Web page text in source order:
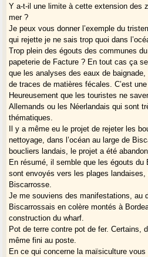
Y a-t-il une limite à cette extension des
mer ?
Je peux vous donner l’exemple du
qui rejette je ne sais trop quoi dans
Trop plein des égouts des communes
papeterie de Facture ? En tout cas ça
que les analyses des eaux de
de traces de matières fécales. C’est
Heureusement que les touristes ne
Allemands ou les Néerlandais qui sont
thématiques.
Il y a même eu le projet de rejeter les
nettoyage, dans l’océan au large de
boucliers landais, le projet a été
En résumé, il semble que les égouts du
sont envoyés vers les plages
Biscarrosse.
Je me souviens des manifestations, au
Biscarrossais en colère montés à
construction du wharf.
Pot de terre contre pot de fer. Certains,
même fini au poste.
En ce qui concerne la maïsiculture vous